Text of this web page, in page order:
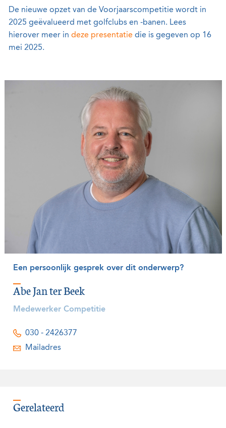
De nieuwe opzet van de Voorjaarscompetitie wordt in
2025 geëvalueerd met golfclubs en -banen. Lees
hierover meer in deze presentatie die is gegeven op 16
mei 2025.
Een persoonlijk gesprek over dit onderwerp?
Abe Jan ter Beek
Medewerker Competitie
030 - 2426377
Mailadres
Gerelateerd